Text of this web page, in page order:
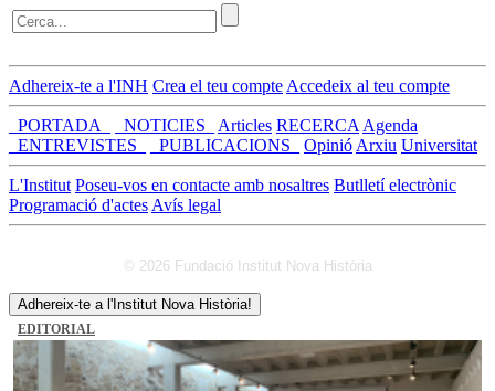
Adhereix-te a l'INH Crea el teu compte Accedeix al teu compte
_PORTADA_ _NOTICIES_ Articles RECERCA Agenda
_ENTREVISTES_
_PUBLICACIONS_ Opinió Arxiu Universitat
L'Institut Poseu-vos en contacte amb nosaltres Butlletí electrònic
Programació d'actes Avís legal
© 2026 Fundació Institut Nova Història
Adhereix-te a l'Institut Nova Història!
EDITORIAL